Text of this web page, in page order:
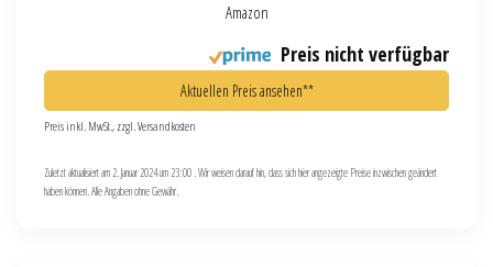
Amazon
Preis nicht verfügbar
Aktuellen Preis ansehen**
Preis inkl. MwSt., zzgl. Versandkosten
Zuletzt aktualisiert am 2. Januar 2024 um 23:00 . Wir weisen darauf hin, dass sich hier angezeigte Preise inzwischen geändert
haben können. Alle Angaben ohne Gewähr.